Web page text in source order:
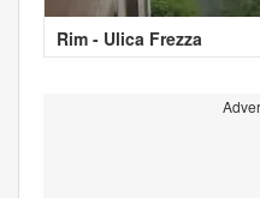
Rim - Ulica Frezza